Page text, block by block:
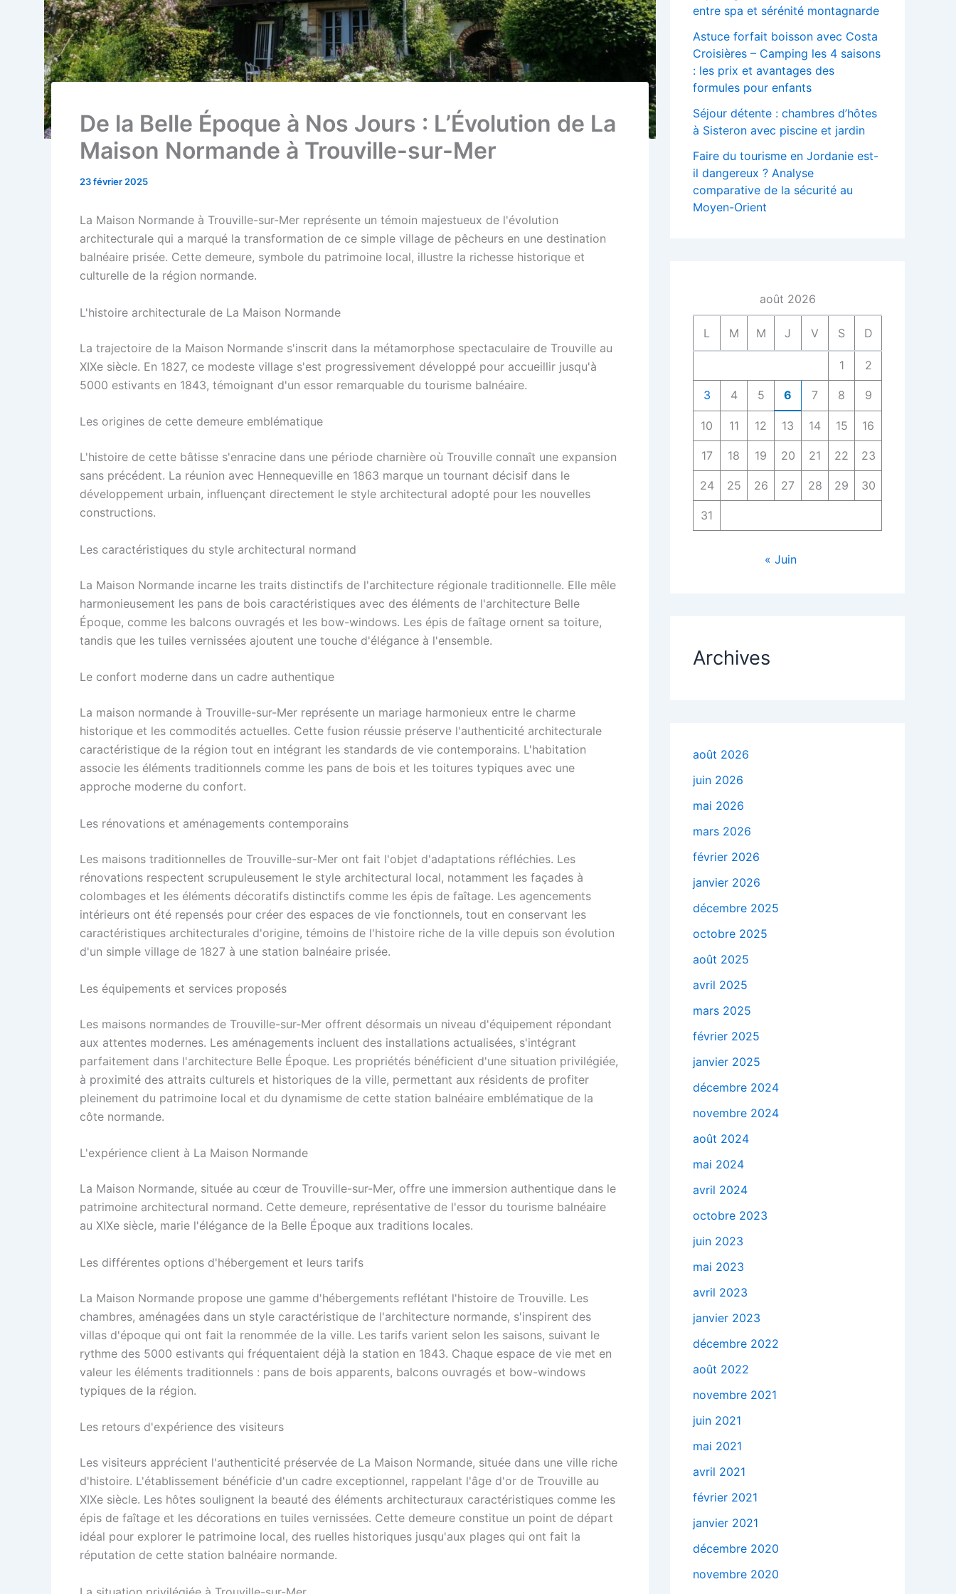
De la Belle Époque à Nos Jours : L’Évolution de La
Maison Normande à Trouville-sur-Mer
23 février 2025
La Maison Normande à Trouville-sur-Mer représente un témoin majestueux de l'évolution
architecturale qui a marqué la transformation de ce simple village de pêcheurs en une destination
balnéaire prisée. Cette demeure, symbole du patrimoine local, illustre la richesse historique et
culturelle de la région normande.
L'histoire architecturale de La Maison Normande
La trajectoire de la Maison Normande s'inscrit dans la métamorphose spectaculaire de Trouville au
XIXe siècle. En 1827, ce modeste village s'est progressivement développé pour accueillir jusqu'à
5000 estivants en 1843, témoignant d'un essor remarquable du tourisme balnéaire.
Les origines de cette demeure emblématique
L'histoire de cette bâtisse s'enracine dans une période charnière où Trouville connaît une expansion
sans précédent. La réunion avec Hennequeville en 1863 marque un tournant décisif dans le
développement urbain, influençant directement le style architectural adopté pour les nouvelles
constructions.
Les caractéristiques du style architectural normand
La Maison Normande incarne les traits distinctifs de l'architecture régionale traditionnelle. Elle mêle
harmonieusement les pans de bois caractéristiques avec des éléments de l'architecture Belle
Époque, comme les balcons ouvragés et les bow-windows. Les épis de faîtage ornent sa toiture,
tandis que les tuiles vernissées ajoutent une touche d'élégance à l'ensemble.
Le confort moderne dans un cadre authentique
La maison normande à Trouville-sur-Mer représente un mariage harmonieux entre le charme
historique et les commodités actuelles. Cette fusion réussie préserve l'authenticité architecturale
caractéristique de la région tout en intégrant les standards de vie contemporains. L'habitation
associe les éléments traditionnels comme les pans de bois et les toitures typiques avec une
approche moderne du confort.
Les rénovations et aménagements contemporains
Les maisons traditionnelles de Trouville-sur-Mer ont fait l'objet d'adaptations réfléchies. Les
rénovations respectent scrupuleusement le style architectural local, notamment les façades à
colombages et les éléments décoratifs distinctifs comme les épis de faîtage. Les agencements
intérieurs ont été repensés pour créer des espaces de vie fonctionnels, tout en conservant les
caractéristiques architecturales d'origine, témoins de l'histoire riche de la ville depuis son évolution
d'un simple village de 1827 à une station balnéaire prisée.
Les équipements et services proposés
Les maisons normandes de Trouville-sur-Mer offrent désormais un niveau d'équipement répondant
aux attentes modernes. Les aménagements incluent des installations actualisées, s'intégrant
parfaitement dans l'architecture Belle Époque. Les propriétés bénéficient d'une situation privilégiée,
à proximité des attraits culturels et historiques de la ville, permettant aux résidents de profiter
pleinement du patrimoine local et du dynamisme de cette station balnéaire emblématique de la
côte normande.
L'expérience client à La Maison Normande
La Maison Normande, située au cœur de Trouville-sur-Mer, offre une immersion authentique dans le
patrimoine architectural normand. Cette demeure, représentative de l'essor du tourisme balnéaire
au XIXe siècle, marie l'élégance de la Belle Époque aux traditions locales.
Les différentes options d'hébergement et leurs tarifs
La Maison Normande propose une gamme d'hébergements reflétant l'histoire de Trouville. Les
chambres, aménagées dans un style caractéristique de l'architecture normande, s'inspirent des
villas d'époque qui ont fait la renommée de la ville. Les tarifs varient selon les saisons, suivant le
rythme des 5000 estivants qui fréquentaient déjà la station en 1843. Chaque espace de vie met en
valeur les éléments traditionnels : pans de bois apparents, balcons ouvragés et bow-windows
typiques de la région.
Les retours d'expérience des visiteurs
Les visiteurs apprécient l'authenticité préservée de La Maison Normande, située dans une ville riche
d'histoire. L'établissement bénéficie d'un cadre exceptionnel, rappelant l'âge d'or de Trouville au
XIXe siècle. Les hôtes soulignent la beauté des éléments architecturaux caractéristiques comme les
épis de faîtage et les décorations en tuiles vernissées. Cette demeure constitue un point de départ
idéal pour explorer le patrimoine local, des ruelles historiques jusqu'aux plages qui ont fait la
réputation de cette station balnéaire normande.
entre spa et sérénité montagnarde
Astuce forfait boisson avec Costa
Croisières – Camping les 4 saisons
: les prix et avantages des
formules pour enfants
Séjour détente : chambres d’hôtes
à Sisteron avec piscine et jardin
Faire du tourisme en Jordanie est-
il dangereux ? Analyse
comparative de la sécurité au
Moyen-Orient
août 2026
L M M J V S D
1 2
3 4 5 6 7 8 9
10 11 12 13 14 15 16
17 18 19 20 21 22 23
24 25 26 27 28 29 30
31
« Juin
Archives
août 2026
juin 2026
mai 2026
mars 2026
février 2026
janvier 2026
décembre 2025
octobre 2025
août 2025
avril 2025
mars 2025
février 2025
janvier 2025
décembre 2024
novembre 2024
août 2024
mai 2024
avril 2024
octobre 2023
juin 2023
mai 2023
avril 2023
janvier 2023
décembre 2022
août 2022
novembre 2021
juin 2021
mai 2021
avril 2021
février 2021
janvier 2021
décembre 2020
novembre 2020